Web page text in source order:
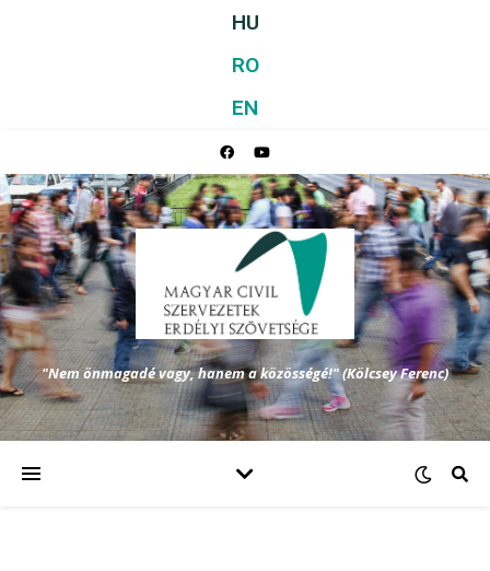
HU
RO
EN
"Nem önmagadé vagy, hanem a közösségé!" (Kölcsey Ferenc)